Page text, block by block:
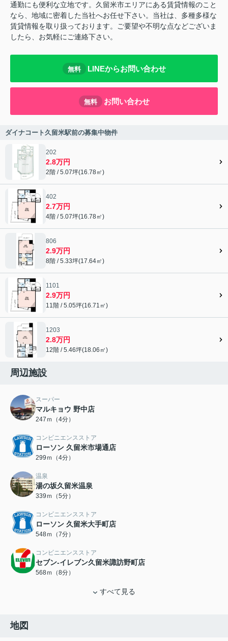
通勤にも便利な立地です。久留米市エリアにある賃貸情報のこと
なら、地域に密着した当社へお任せ下さい。当社は、多種多様な
賃貸情報を取り扱っております。ご要望や不明な点などございま
したら、お気軽にご連絡下さい。
無料 LINEからお問い合わせ
無料 お問い合わせ
ダイナコート久留米駅前の募集中物件
202
2.8万円
2階 / 5.07坪(16.78㎡)
402
2.7万円
4階 / 5.07坪(16.78㎡)
806
2.9万円
8階 / 5.33坪(17.64㎡)
1101
2.9万円
11階 / 5.05坪(16.71㎡)
1203
2.8万円
12階 / 5.46坪(18.06㎡)
周辺施設
スーパー
マルキョウ 野中店
247ｍ（4分）
コンビニエンスストア
ローソン 久留米市場通店
299ｍ（4分）
温泉
湯の坂久留米温泉
339ｍ（5分）
コンビニエンスストア
ローソン 久留米大手町店
548ｍ（7分）
コンビニエンスストア
セブン-イレブン久留米諏訪野町店
568ｍ（8分）
すべて見る
地図